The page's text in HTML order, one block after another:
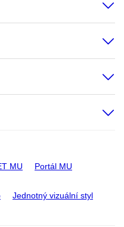
MU Portál MU
Jednotný vizuální styl